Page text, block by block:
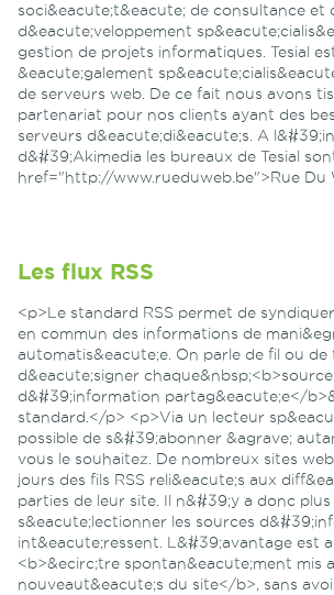
soci&eacute;t&eacute; de consultance et
d&eacute;veloppement
gestion de projets informatiques. Tesial
&eacute;galement
de serveurs web. De ce fait nous avons
partenariat pour nos clients ayant des
serveurs d&eacute;di&eacute;s. A
d&#39;Akimedia les bureaux de Tesial
href="http://www.rueduweb.be">Rue Du
Les flux RSS
<p>Le standard RSS permet de
en commun des informations de
automatis&eacute;e. On parle de fil ou de
d&eacute;signer chaque&nbsp;<b>source
d&#39;information partag&eacute;e</
standard.</p> <p>Via un lecteur
possible de s&#39;abonner &agrave;
vous le souhaitez. De nombreux sites
jours des fils RSS reli&eacute;s aux
parties de leur site. Il n&#39;y a donc
s&eacute;lectionner les sources
int&eacute;ressent. L&#39;avantage est
<b>&ecirc;tre spontan&eacute;ment mis
nouveaut&eacute;s du site</b>, sans